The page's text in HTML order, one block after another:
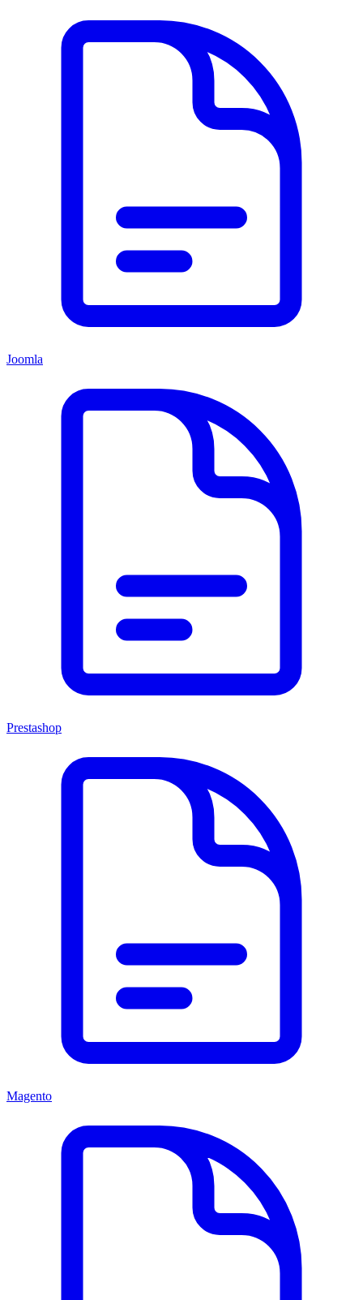
Joomla
Prestashop
Magento